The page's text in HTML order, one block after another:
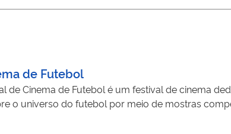
de Futebol
de Cinema de Futebol é um festival de cinema
o universo do futebol por meio de mostras